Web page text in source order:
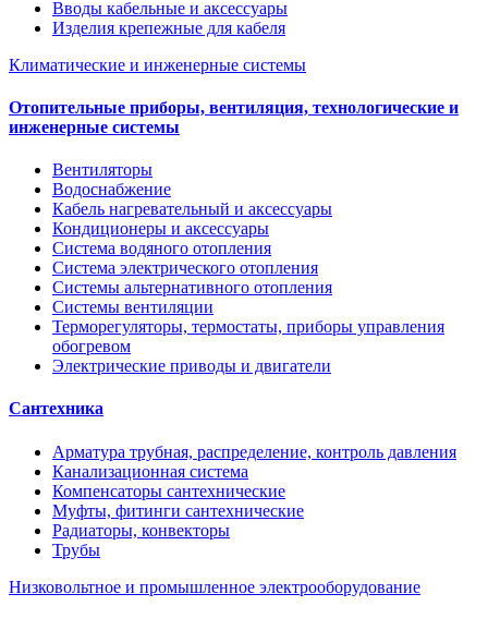
Вводы кабельные и аксессуары
Изделия крепежные для кабеля
Климатические и инженерные системы
Отопительные приборы, вентиляция, технологические и
инженерные системы
Вентиляторы
Водоснабжение
Кабель нагревательный и аксессуары
Кондиционеры и аксессуары
Система водяного отопления
Система электрического отопления
Системы альтернативного отопления
Системы вентиляции
Терморегуляторы, термостаты, приборы управления
обогревом
Электрические приводы и двигатели
Сантехника
Арматура трубная, распределение, контроль давления
Канализационная система
Компенсаторы сантехнические
Муфты, фитинги сантехнические
Радиаторы, конвекторы
Трубы
Низковольтное и промышленное электрооборудование